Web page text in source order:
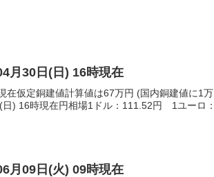
月30日(日) 16時現在
仮定銅建値計算値は67万円 (国内銅建値に1万
) 16時現在円相場1ドル：111.52円 1ユーロ：
月09日(火) 09時現在